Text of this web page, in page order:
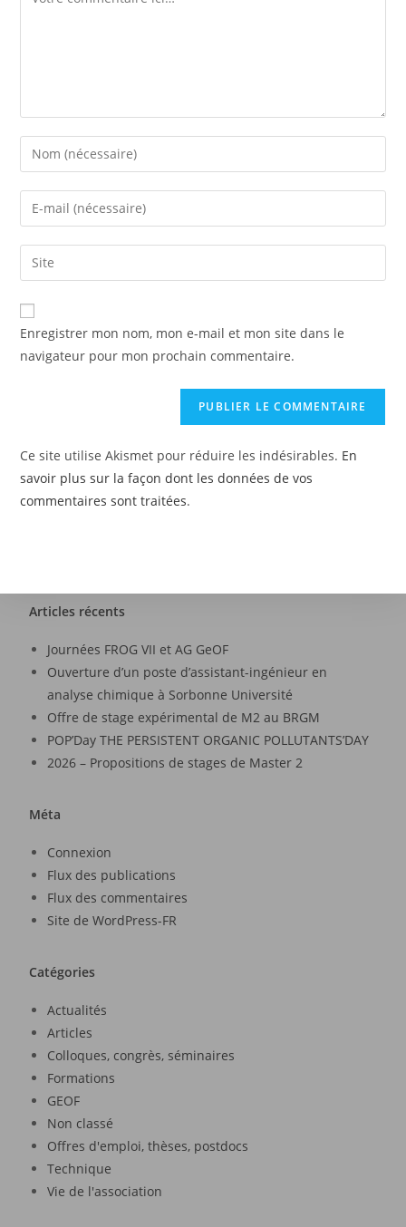
Enregistrer mon nom, mon e-mail et mon site dans le
navigateur pour mon prochain commentaire.
Ce site utilise Akismet pour réduire les indésirables. En
savoir plus sur la façon dont les données de vos
commentaires sont traitées.
Articles récents
Journées FROG VII et AG GeOF
Ouverture d’un poste d’assistant-ingénieur en
analyse chimique à Sorbonne Université
Offre de stage expérimental de M2 au BRGM
POP’Day THE PERSISTENT ORGANIC POLLUTANTS’DAY
2026 – Propositions de stages de Master 2
Méta
Connexion
Flux des publications
Flux des commentaires
Site de WordPress-FR
Catégories
Actualités
Articles
Colloques, congrès, séminaires
Formations
GEOF
Non classé
Offres d'emploi, thèses, postdocs
Technique
Vie de l'association